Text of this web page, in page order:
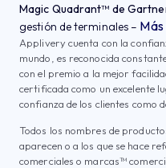
Magic Quadrant™ de
gestión de terminales –
Applivery cuenta con la
mundo, es reconocida
con el premio a la mejor
certificada como un excelente
confianza de los clientes como
Todos los nombres de
aparecen o a los que se hace
comerciales o marcas™